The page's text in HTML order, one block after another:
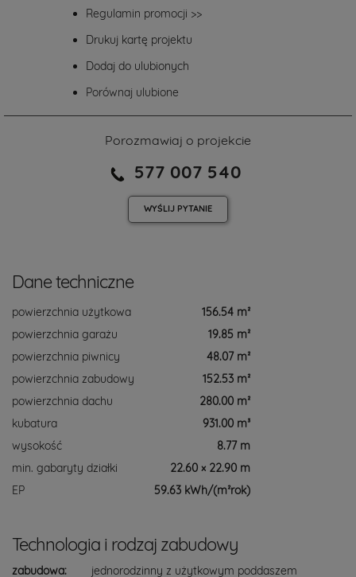
Regulamin promocji >>
Drukuj kartę projektu
Dodaj do ulubionych
Porównaj ulubione
Porozmawiaj o projekcie
577 007 540
WYŚLIJ PYTANIE
Dane techniczne
powierzchnia użytkowa
156.54 m²
powierzchnia garażu
19.85 m²
powierzchnia piwnicy
48.07 m²
powierzchnia zabudowy
152.53 m²
powierzchnia dachu
280.00 m²
kubatura
931.00 m³
wysokość
8.77 m
min. gabaryty działki
22.60 × 22.90 m
EP
59.63 kWh/(m²rok)
Technologia i rodzaj zabudowy
zabudowa: jednorodzinny z użytkowym poddaszem